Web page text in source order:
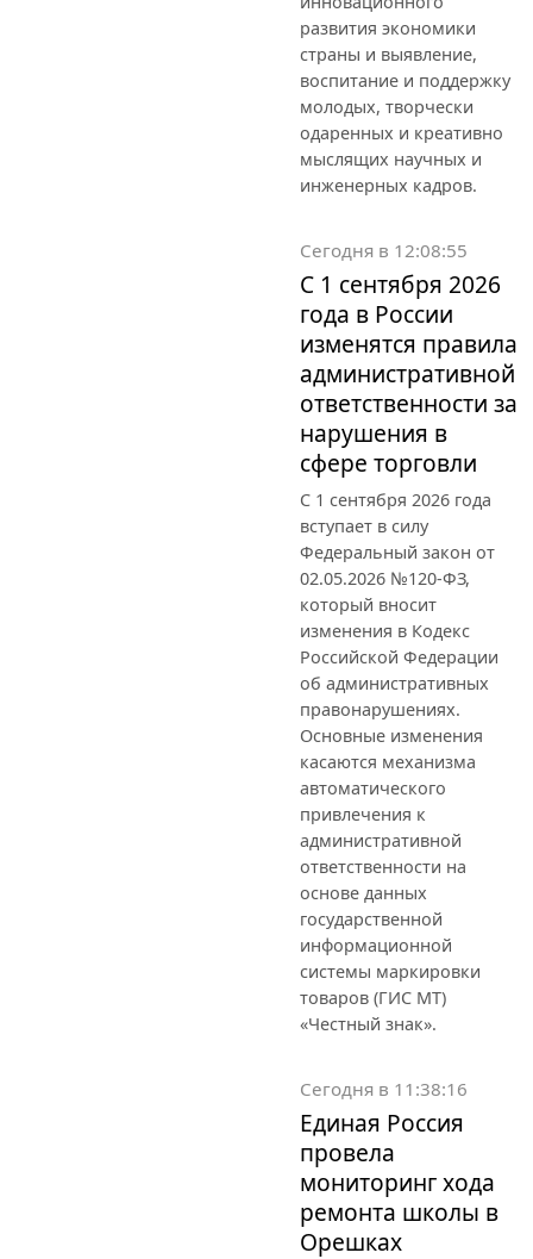
развития экономики
страны и выявление,
воспитание и поддержку
молодых, творчески
одаренных и креативно
мыслящих научных и
инженерных кадров.
Сегодня в 12:08:55
С 1 сентября 2026
года в России
изменятся правила
административной
ответственности за
нарушения в
сфере торговли
С 1 сентября 2026 года
вступает в силу
Федеральный закон от
02.05.2026 №120-ФЗ,
который вносит
изменения в Кодекс
Российской Федерации
об административных
правонарушениях.
Основные изменения
касаются механизма
автоматического
привлечения к
административной
ответственности на
основе данных
государственной
информационной
системы маркировки
товаров (ГИС МТ)
«Честный знак».
Сегодня в 11:38:16
Единая Россия
провела
мониторинг хода
ремонта школы в
Орешках